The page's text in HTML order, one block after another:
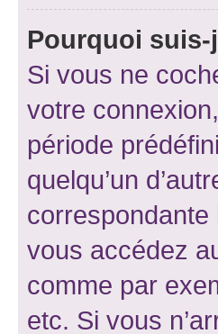
Pourquoi
Si vous ne
votre
période
quelqu’un
correspondante
vous accédez
comme par
etc. Si vous